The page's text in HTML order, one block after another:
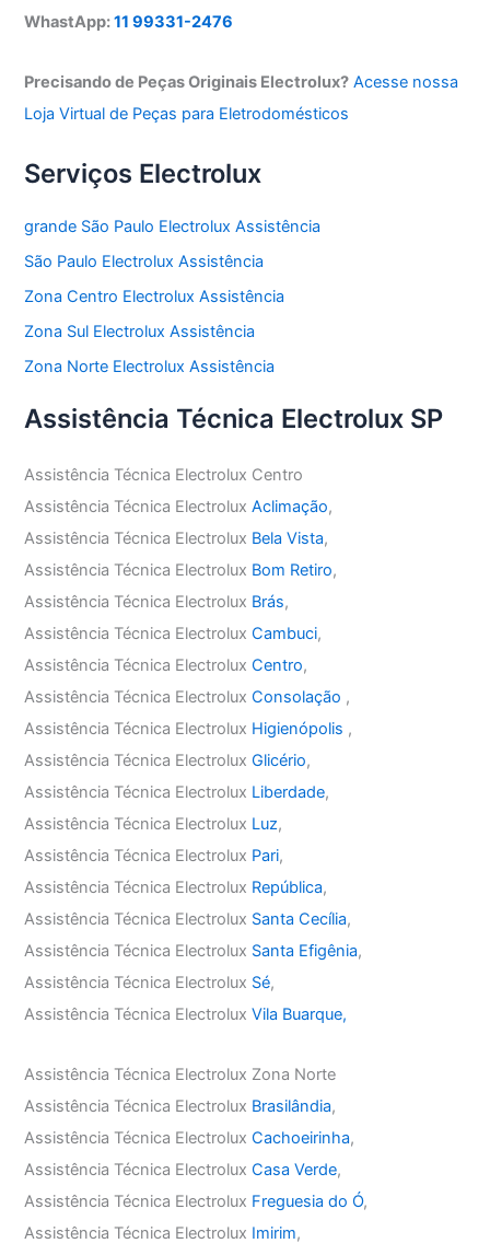
WhastApp:11 99331-2476
Precisando de Peças Originais Electrolux? Acesse nossa
Loja Virtual de Peças para Eletrodomésticos
Serviços Electrolux
grande São Paulo Electrolux Assistência
São Paulo Electrolux Assistência
Zona Centro Electrolux Assistência
Zona Sul Electrolux Assistência
Zona Norte Electrolux Assistência
Assistência Técnica Electrolux SP
Assistência Técnica Electrolux Centro
Assistência Técnica ElectroluxAclimação,
Assistência Técnica Electrolux Bela Vista,
Assistência Técnica Electrolux Bom Retiro,
Assistência Técnica Electrolux Brás,
Assistência Técnica ElectroluxCambuci,
Assistência Técnica ElectroluxCentro,
Assistência Técnica ElectroluxConsolação ,
Assistência Técnica Electrolux Higienópolis ,
Assistência Técnica ElectroluxGlicério,
Assistência Técnica Electrolux Liberdade,
Assistência Técnica Electrolux Luz,
Assistência Técnica Electrolux Pari,
Assistência Técnica Electrolux República,
Assistência Técnica Electrolux Santa Cecília,
Assistência Técnica Electrolux Santa Efigênia,
Assistência Técnica Electrolux Sé,
Assistência Técnica ElectroluxVila Buarque,
Assistência Técnica Electrolux Zona Norte
Assistência Técnica Electrolux Brasilândia,
Assistência Técnica ElectroluxCachoeirinha,
Assistência Técnica ElectroluxCasa Verde,
Assistência Técnica Electrolux Freguesia do Ó,
Assistência Técnica Electrolux Imirim,